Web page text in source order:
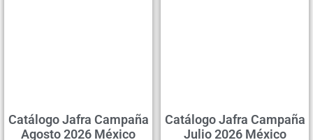
Catálogo Jafra Campaña
Agosto 2026 México
Catálogo Jafra Campaña
Julio 2026 México